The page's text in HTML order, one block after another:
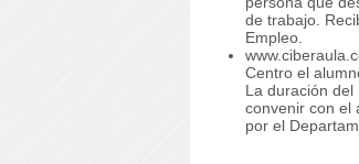
de trabajo.
Empleo.
Centro el
La duración
convenir con el
por el